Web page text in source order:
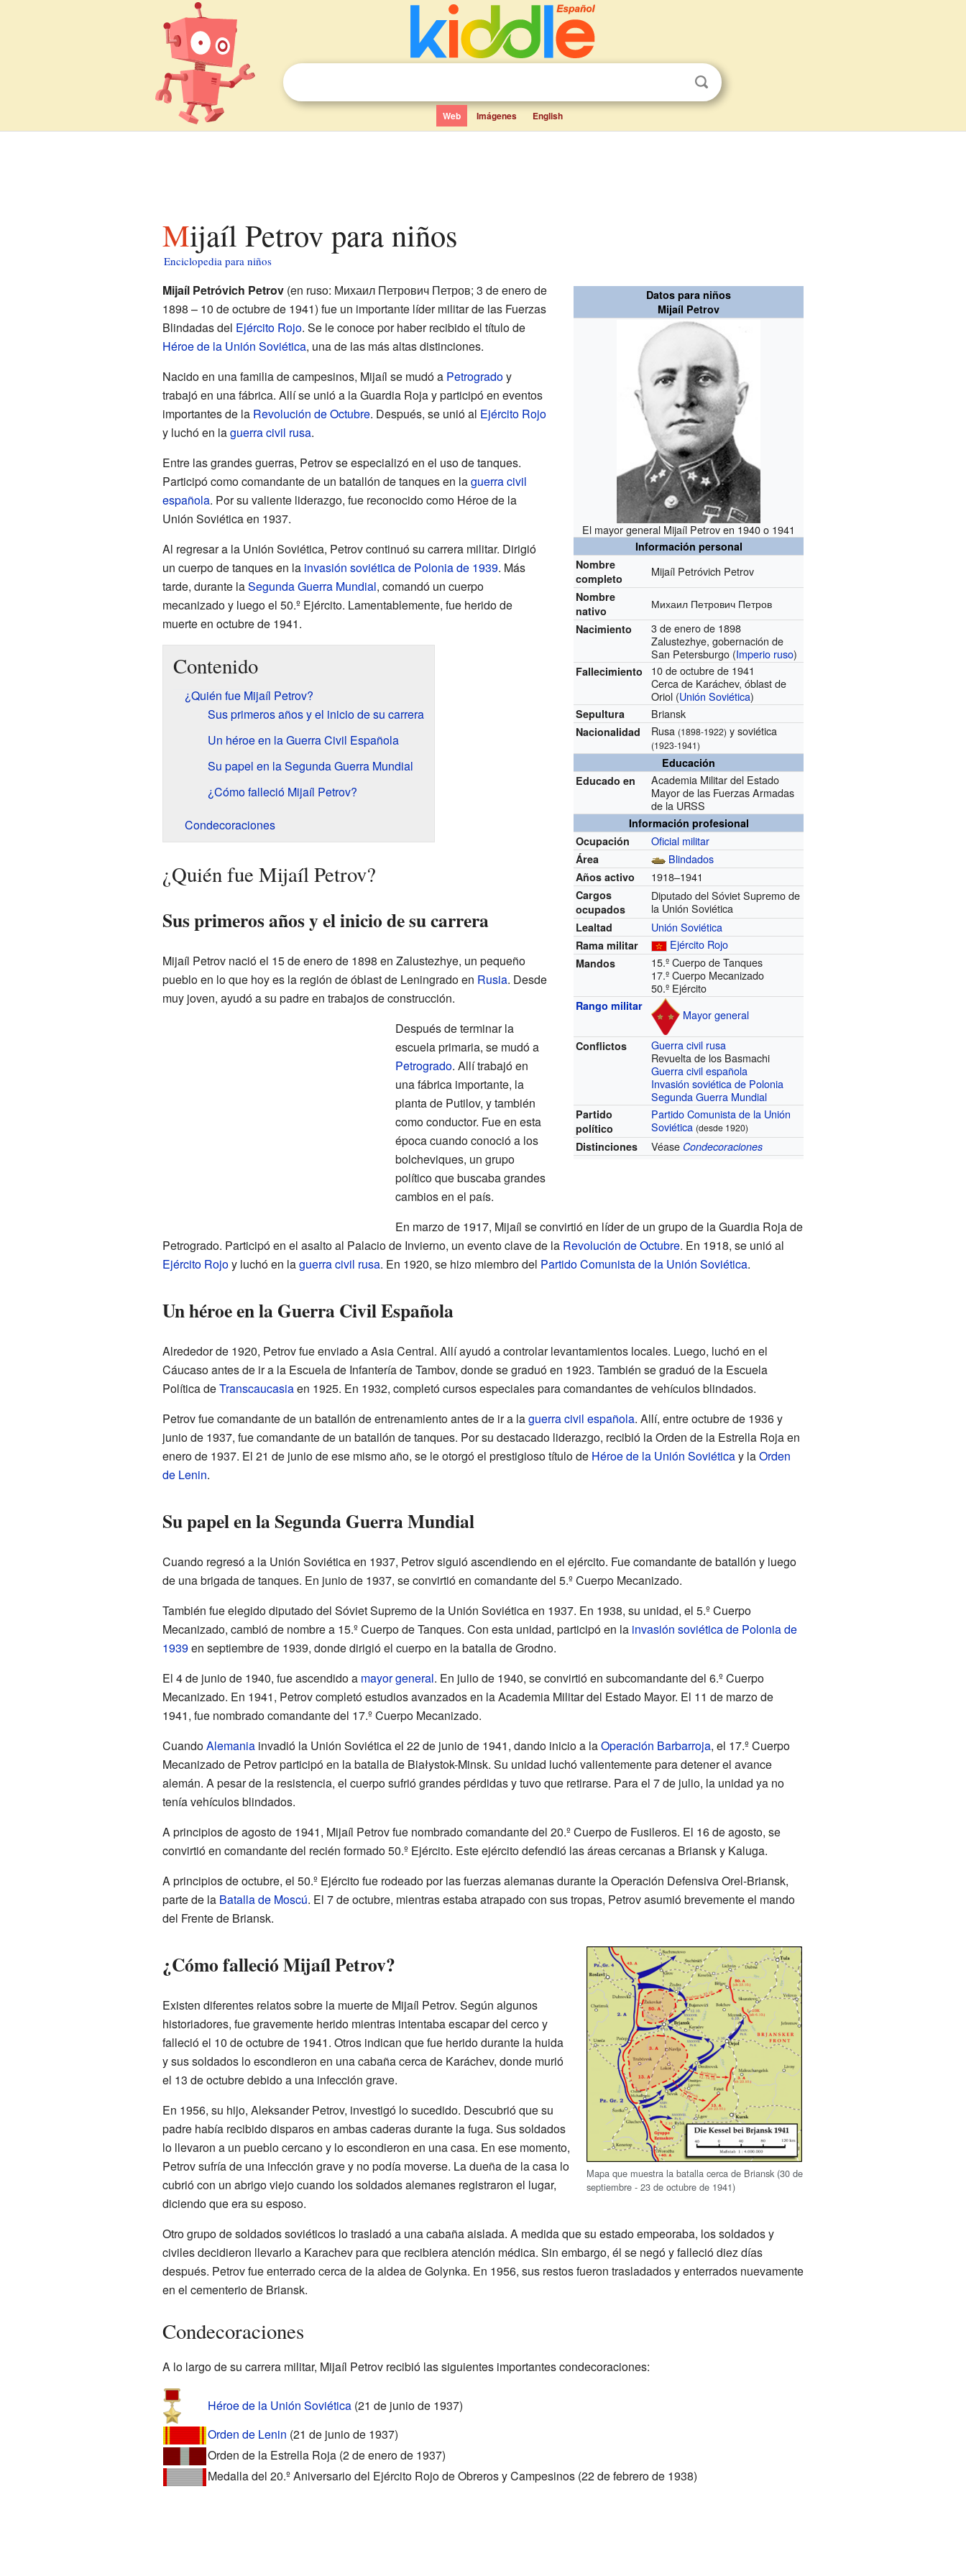
Web Imágenes English
Mijaíl Petrov para niños
Enciclopedia para niños
Datos para niños
Mijaíl Petrov
El mayor general Mijaíl Petrov en 1940 o 1941
Información personal
Nombre
completo
Mijaíl Petróvich Petrov
Nombre
nativo
Михаил Петрович Петров
Nacimiento
3 de enero de 1898
Zalustezhye, gobernación de
San Petersburgo (Imperio ruso)
Fallecimiento
10 de octubre de 1941
Cerca de Karáchev, óblast de
Oriol (Unión Soviética)
Sepultura Briansk
Nacionalidad Rusa (1898-1922) y soviética
(1923-1941)
Educación
Educado en
Academia Militar del Estado
Mayor de las Fuerzas Armadas
de la URSS
Información profesional
Ocupación
Oficial militar
Área Blindados
Años activo 1918–1941
Cargos
ocupados
Diputado del Sóviet Supremo de
la Unión Soviética
Lealtad Unión Soviética
Rama militar Ejército Rojo
Mandos
15.º Cuerpo de Tanques
17.º Cuerpo Mecanizado
50.º Ejército
Rango militar
Mayor general
Conflictos
Guerra civil rusa
Revuelta de los Basmachi
Guerra civil española
Invasión soviética de Polonia
Segunda Guerra Mundial
Partido
político
Partido Comunista de la Unión
Soviética (desde 1920)
Distinciones Véase Condecoraciones
Mijaíl Petróvich Petrov(en ruso: Михаил Петрович Петров; 3 de enero de
1898 – 10 de octubre de 1941) fue un importante líder militar de las Fuerzas
Blindadas del Ejército Rojo. Se le conoce por haber recibido el título de
Héroe de la Unión Soviética, una de las más altas distinciones.
Nacido en una familia de campesinos, Mijaíl se mudó a Petrogradoy
trabajó en una fábrica. Allí se unió a la Guardia Roja y participó en eventos
importantes de la Revolución de Octubre. Después, se unió al Ejército Rojo
y luchó en laguerra civil rusa.
Entre las grandes guerras, Petrov se especializó en el uso de tanques.
Participó como comandante de un batallón de tanques en laguerra civil
española. Por su valiente liderazgo, fue reconocido como Héroe de la
Unión Soviética en 1937.
Al regresar a la Unión Soviética, Petrov continuó su carrera militar. Dirigió
un cuerpo de tanques en la invasión soviética de Polonia de 1939. Más
tarde, durante laSegunda Guerra Mundial, comandó un cuerpo
mecanizado y luego el 50.º Ejército. Lamentablemente, fue herido de
muerte en octubre de 1941.
Contenido
¿Quién fue Mijaíl Petrov?
Sus primeros años y el inicio de su carrera
Un héroe en la Guerra Civil Española
Su papel en la Segunda Guerra Mundial
¿Cómo falleció Mijaíl Petrov?
Condecoraciones
¿Quién fue Mijaíl Petrov?
Sus primeros años y el inicio de su carrera
Mijaíl Petrov nació el 15 de enero de 1898 en Zalustezhye, un pequeño
pueblo en lo que hoy es la región de óblast de Leningrado en Rusia. Desde
muy joven, ayudó a su padre en trabajos de construcción.
Después de terminar la
escuela primaria, se mudó a
Petrogrado. Allí trabajó en
una fábrica importante, la
planta de Putilov, y también
como conductor. Fue en esta
época cuando conoció a los
bolcheviques, un grupo
político que buscaba grandes
cambios en el país.
En marzo de 1917, Mijaíl se convirtió en líder de un grupo de la Guardia Roja de
Petrogrado. Participó en el asalto al Palacio de Invierno, un evento clave de la Revolución de Octubre. En 1918, se unió al
Ejército Rojoy luchó en laguerra civil rusa. En 1920, se hizo miembro del Partido Comunista de la Unión Soviética.
Un héroe en la Guerra Civil Española
Alrededor de 1920, Petrov fue enviado a Asia Central. Allí ayudó a controlar levantamientos locales. Luego, luchó en el
Cáucaso antes de ir a la Escuela de Infantería de Tambov, donde se graduó en 1923. También se graduó de la Escuela
Política deTranscaucasiaen 1925. En 1932, completó cursos especiales para comandantes de vehículos blindados.
Petrov fue comandante de un batallón de entrenamiento antes de ir a laguerra civil española. Allí, entre octubre de 1936 y
junio de 1937, fue comandante de un batallón de tanques. Por su destacado liderazgo, recibió la Orden de la Estrella Roja en
enero de 1937. El 21 de junio de ese mismo año, se le otorgó el prestigioso título de Héroe de la Unión Soviéticay laOrden
de Lenin.
Su papel en la Segunda Guerra Mundial
Cuando regresó a la Unión Soviética en 1937, Petrov siguió ascendiendo en el ejército. Fue comandante de batallón y luego
de una brigada de tanques. En junio de 1937, se convirtió en comandante del 5.º Cuerpo Mecanizado.
También fue elegido diputado del Sóviet Supremo de la Unión Soviética en 1937. En 1938, su unidad, el 5.º Cuerpo
Mecanizado, cambió de nombre a 15.º Cuerpo de Tanques. Con esta unidad, participó en la invasión soviética de Polonia de
1939en septiembre de 1939, donde dirigió el cuerpo en la batalla de Grodno.
El 4 de junio de 1940, fue ascendido a mayor general. En julio de 1940, se convirtió en subcomandante del 6.º Cuerpo
Mecanizado. En 1941, Petrov completó estudios avanzados en la Academia Militar del Estado Mayor. El 11 de marzo de
1941, fue nombrado comandante del 17.º Cuerpo Mecanizado.
CuandoAlemaniainvadió la Unión Soviética el 22 de junio de 1941, dando inicio a laOperación Barbarroja, el 17.º Cuerpo
Mecanizado de Petrov participó en la batalla de Białystok-Minsk. Su unidad luchó valientemente para detener el avance
alemán. A pesar de la resistencia, el cuerpo sufrió grandes pérdidas y tuvo que retirarse. Para el 7 de julio, la unidad ya no
tenía vehículos blindados.
A principios de agosto de 1941, Mijaíl Petrov fue nombrado comandante del 20.º Cuerpo de Fusileros. El 16 de agosto, se
convirtió en comandante del recién formado 50.º Ejército. Este ejército defendió las áreas cercanas a Briansk y Kaluga.
A principios de octubre, el 50.º Ejército fue rodeado por las fuerzas alemanas durante la Operación Defensiva Orel-Briansk,
parte de la Batalla de Moscú. El 7 de octubre, mientras estaba atrapado con sus tropas, Petrov asumió brevemente el mando
del Frente de Briansk.
Mapa que muestra la batalla cerca de Briansk (30 de
septiembre - 23 de octubre de 1941)
¿Cómo falleció Mijaíl Petrov?
Existen diferentes relatos sobre la muerte de Mijaíl Petrov. Según algunos
historiadores, fue gravemente herido mientras intentaba escapar del cerco y
falleció el 10 de octubre de 1941. Otros indican que fue herido durante la huida
y sus soldados lo escondieron en una cabaña cerca de Karáchev, donde murió
el 13 de octubre debido a una infección grave.
En 1956, su hijo, Aleksander Petrov, investigó lo sucedido. Descubrió que su
padre había recibido disparos en ambas caderas durante la fuga. Sus soldados
lo llevaron a un pueblo cercano y lo escondieron en una casa. En ese momento,
Petrov sufría de una infección grave y no podía moverse. La dueña de la casa lo
cubrió con un abrigo viejo cuando los soldados alemanes registraron el lugar,
diciendo que era su esposo.
Otro grupo de soldados soviéticos lo trasladó a una cabaña aislada. A medida que su estado empeoraba, los soldados y
civiles decidieron llevarlo a Karachev para que recibiera atención médica. Sin embargo, él se negó y falleció diez días
después. Petrov fue enterrado cerca de la aldea de Golynka. En 1956, sus restos fueron trasladados y enterrados nuevamente
en el cementerio de Briansk.
Condecoraciones
A lo largo de su carrera militar, Mijaíl Petrov recibió las siguientes importantes condecoraciones:
Héroe de la Unión Soviética(21 de junio de 1937)
Orden de Lenin (21 de junio de 1937)
Orden de la Estrella Roja (2 de enero de 1937)
Medalla del 20.º Aniversario del Ejército Rojo de Obreros y Campesinos (22 de febrero de 1938)